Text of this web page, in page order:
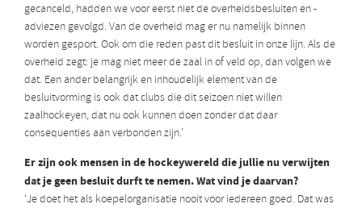
gecanceld, hadden we voor eerst niet de overheidsbesluiten en -
adviezen gevolgd. Van de overheid mag er nu namelijk binnen
worden gesport. Ook om die reden past dit besluit in onze lijn. Als de
overheid zegt: je mag niet meer de zaal in of veld op, dan volgen we
dat. Een ander belangrijk en inhoudelijk element van de
besluitvorming is ook dat clubs die dit seizoen niet willen
zaalhockeyen, dat nu ook kunnen doen zonder dat daar
consequenties aan verbonden zijn.’
Er zijn ook mensen in de hockeywereld die jullie nu verwijten
dat je geen besluit durft te nemen. Wat vind je daarvan?
‘Je doet het als koepelorganisatie nooit voor iedereen goed. Dat was